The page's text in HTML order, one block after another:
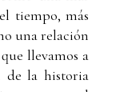
tiempo, más
una relación
llevamos a
de la historia